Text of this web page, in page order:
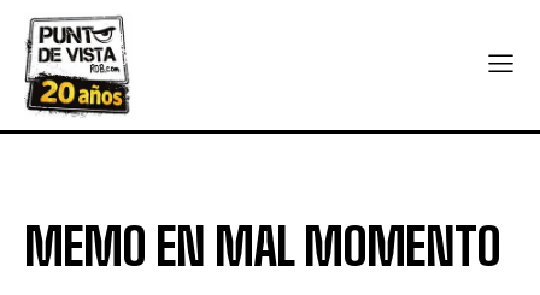
MEMO EN MAL MOMENTO